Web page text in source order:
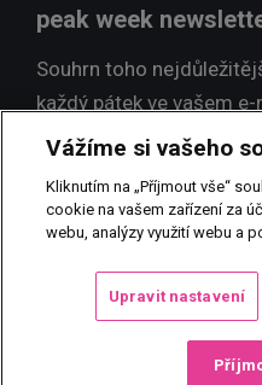
peak week
Souhrn toho
každý pátek ve vašem e-
převzetí, šíření či dalšího
písemného souhlasu PEAK
Vážíme si vašeho
Kliknutím na „Příjmout vše“
cookie na vašem zařízení za
webu, analýzy využití webu a
Upravit nastavení